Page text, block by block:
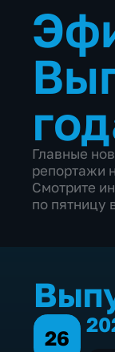
Главные
репортажи
Смотрите
по пятницу
26